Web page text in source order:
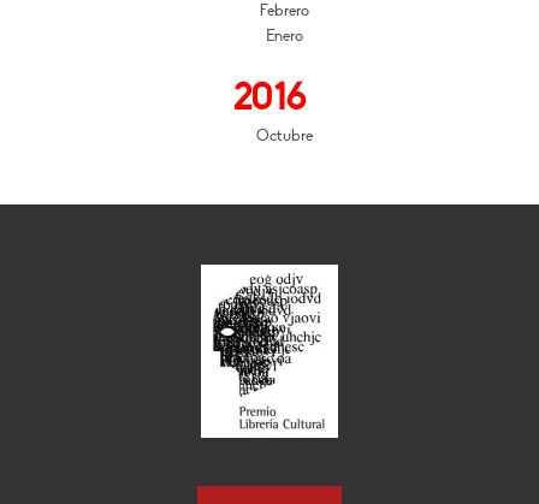
Febrero
Enero
2016
Octubre